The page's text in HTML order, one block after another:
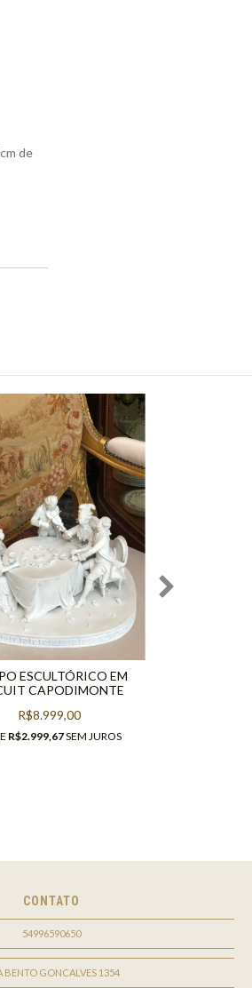
de
ESCULTÓRICO EM
CAPODIMONTE
R$8.999,00
R$2.999,67SEM JUROS
CONTATO
54996590650
BENTO GONCALVES 1354